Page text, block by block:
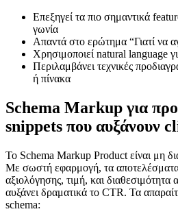
Επεξηγεί τα πιο σημαντικά
γωνία
Απαντά στο ερώτημα “Γιατί να
Χρησιμοποιεί natural language
Περιλαμβάνει τεχνικές
ή πίνακα
Schema Markup για
snippets που αυξάνουν
Το Schema Markup Product είναι μη
Με σωστή εφαρμογή, τα αποτελέσματα
αξιολόγησης, τιμή, και
αυξάνει δραματικά το CTR. Τα
schema: